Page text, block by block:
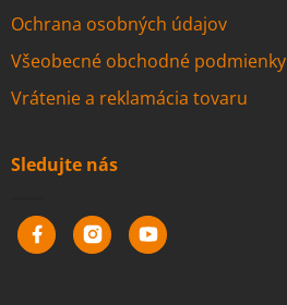
Ochrana osobných údajov
Všeobecné obchodné podmienky
Vrátenie a reklamácia tovaru
Sledujte nás